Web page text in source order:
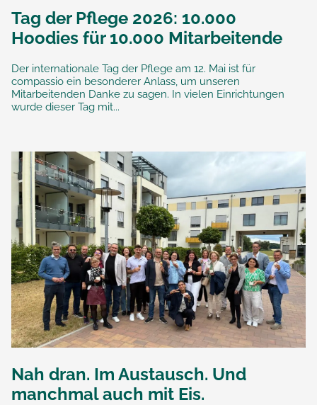
Tag der Pflege 2026: 10.000
Hoodies für 10.000 Mitarbeitende
Der internationale Tag der Pflege am 12. Mai ist für
compassio ein besonderer Anlass, um unseren
Mitarbeitenden Danke zu sagen. In vielen Einrichtungen
wurde dieser Tag mit...
Nah dran. Im Austausch. Und
manchmal auch mit Eis.